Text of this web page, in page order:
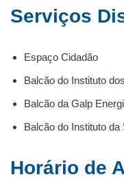
Serviços
Espaço Cidadão
Balcão do Instituto
Balcão da Galp
Balcão do Instituto
Horário de